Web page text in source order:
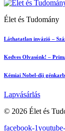
Élet és Tudomány
Láthatatlan invázió –
Kedves Olvasónk! –
Kémiai Nobel-díj
Lapvásárlás
© 2026 Élet és
facebook-1